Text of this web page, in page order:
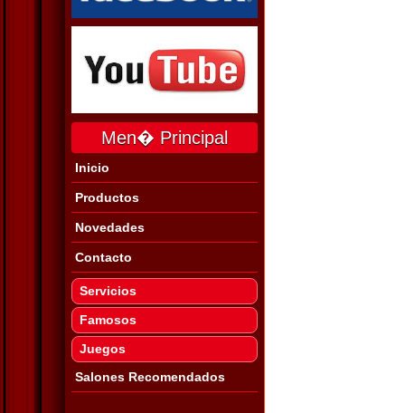
Men� Principal
Inicio
Productos
Novedades
Contacto
Servicios
Famosos
Juegos
Salones Recomendados